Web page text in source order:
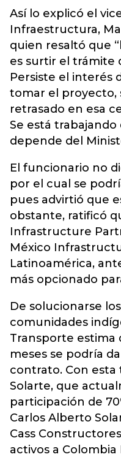
Así lo explicó el
Infraestructura,
quien resaltó que
es surtir el trámite
Persiste el interés
tomar el proyecto,
retrasado en esa
Se está
depende del
El funcionario no
por el cual se
pues advirtió que
obstante, ratificó
Infrastructure
México
Latinoamérica,
más opcionado
De solucionarse
comunidades
Transporte estima
meses se podría
contrato. Con esta
Solarte, que
participación de
Carlos Alberto
Cass
activos a